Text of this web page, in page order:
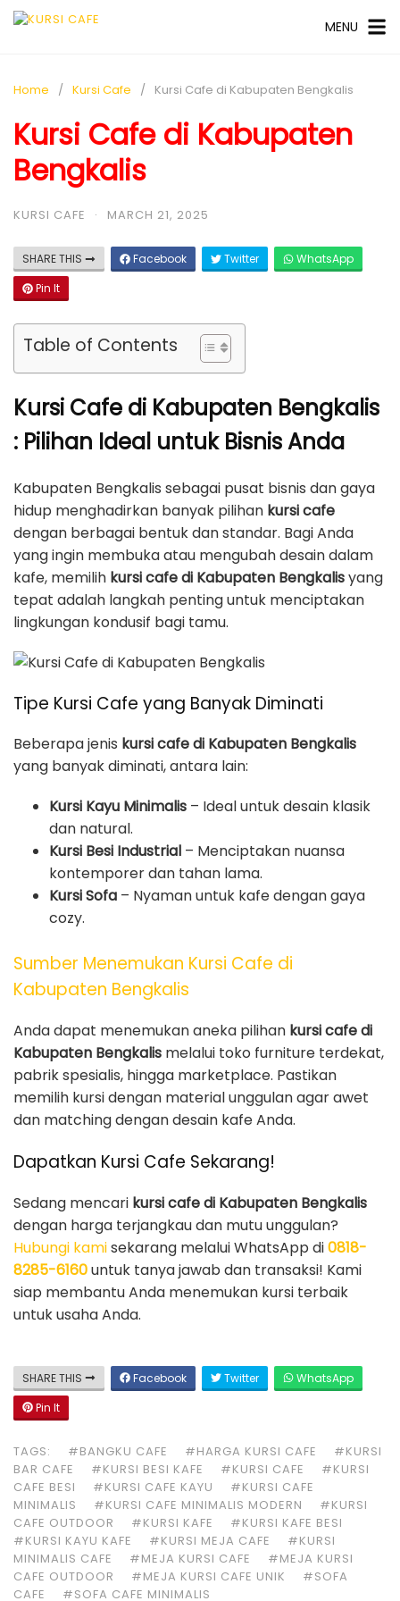
MENU
Home Kursi Cafe Kursi Cafe di Kabupaten Bengkalis
Kursi Cafe di Kabupaten
Bengkalis
KURSI CAFE · MARCH 21, 2025
SHARE THIS Facebook Twitter
WhatsApp
Pin It
Table of Contents
Kursi Cafe di Kabupaten Bengkalis
: Pilihan Ideal untuk Bisnis Anda
Kabupaten Bengkalis sebagai pusat bisnis dan gaya
hidup menghadirkan banyak pilihan kursi cafe
dengan berbagai bentuk dan standar. Bagi Anda
yang ingin membuka atau mengubah desain dalam
kafe, memilih kursi cafe di Kabupaten Bengkalisyang
tepat adalah langkah penting untuk menciptakan
lingkungan kondusif bagi tamu.
Tipe Kursi Cafe yang Banyak Diminati
Beberapa jenis kursi cafe di Kabupaten Bengkalis
yang banyak diminati, antara lain:
Kursi Kayu Minimalis – Ideal untuk desain klasik
dan natural.
Kursi Besi Industrial – Menciptakan nuansa
kontemporer dan tahan lama.
Kursi Sofa – Nyaman untuk kafe dengan gaya
cozy.
Sumber Menemukan Kursi Cafe di
Kabupaten Bengkalis
Anda dapat menemukan aneka pilihan kursi cafe di
Kabupaten Bengkalis melalui toko furniture terdekat,
pabrik spesialis, hingga marketplace. Pastikan
memilih kursi dengan material unggulan agar awet
dan matching dengan desain kafe Anda.
Dapatkan Kursi Cafe Sekarang!
Sedang mencari kursi cafe di Kabupaten Bengkalis
dengan harga terjangkau dan mutu unggulan?
Hubungi kamisekarang melalui WhatsApp di0818-
8285-6160untuk tanya jawab dan transaksi! Kami
siap membantu Anda menemukan kursi terbaik
untuk usaha Anda.
SHARE THIS Facebook Twitter
WhatsApp
Pin It
TAGS: #BANGKU CAFE #HARGA KURSI CAFE
#KURSI
BAR CAFE
#KURSI BESI KAFE #KURSI CAFE
#KURSI
CAFE BESI
#KURSI CAFE KAYU
#KURSI CAFE
MINIMALIS
#KURSI CAFE MINIMALIS MODERN
#KURSI
CAFE OUTDOOR
#KURSI KAFE
#KURSI KAFE BESI
#KURSI KAYU KAFE
#KURSI MEJA CAFE
#KURSI
MINIMALIS CAFE
#MEJA KURSI CAFE
#MEJA KURSI
CAFE OUTDOOR
#MEJA KURSI CAFE UNIK
#SOFA
CAFE
#SOFA CAFE MINIMALIS